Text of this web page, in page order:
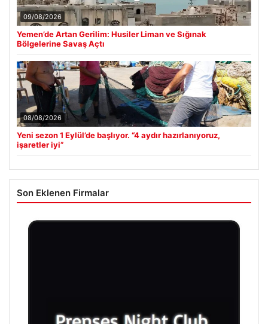
09/08/2026
Yemen’de Artan Gerilim: Husiler Liman ve Sığınak
Bölgelerine Savaş Açtı
08/08/2026
Yeni sezon 1 Eylül’de başlıyor. “4 aydır hazırlanıyoruz,
işaretler iyi”
Son Eklenen Firmalar